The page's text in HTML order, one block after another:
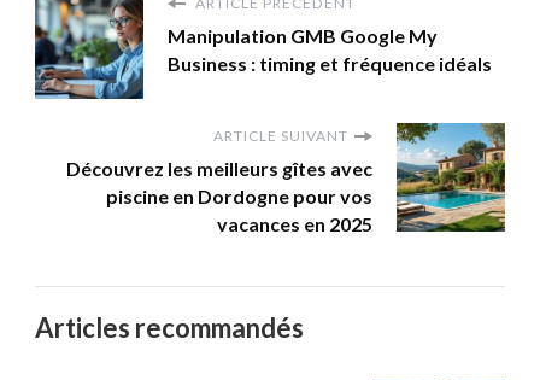
Manipulation GMB Google My
Business : timing et fréquence idéals
ARTICLE SUIVANT
Découvrez les meilleurs gîtes avec
piscine en Dordogne pour vos
vacances en 2025
Articles recommandés